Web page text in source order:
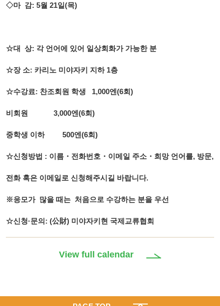
◇마 감: 5월 21일(목)
☆대 상: 각 언어에 있어 일상회화가 가능한 분
☆장 소: 카리노 미야자키 지하 1층
☆수강료: 찬조회원 학생 1,000엔(6회)
비회원 3,000엔(6회)
중학생 이하 500엔(6회)
☆신청방법 : 이름・전화번호・이메일 주소・희망 언어를, 방문,
전화 혹은 이메일로 신청해주시길 바랍니다.
※응모가 많을 때는 처음으로 수강하는 분을 우선
☆신청·문의: (公財) 미야자키현 국제교류협회
View full calendar